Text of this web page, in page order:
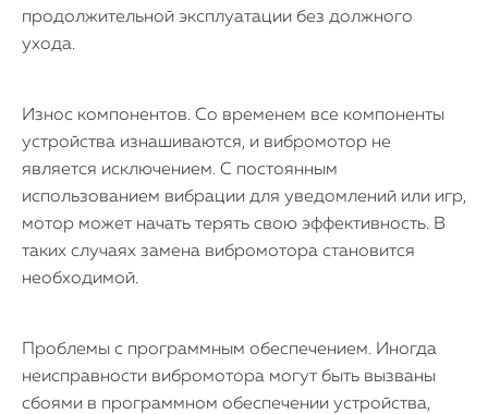
продолжительной эксплуатации без должного
ухода.
Износ компонентов. Со временем все компоненты
устройства изнашиваются, и вибромотор не
является исключением. С постоянным
использованием вибрации для уведомлений или игр,
мотор может начать терять свою эффективность. В
таких случаях замена вибромотора становится
необходимой.
Проблемы с программным обеспечением. Иногда
неисправности вибромотора могут быть вызваны
сбоями в программном обеспечении устройства,